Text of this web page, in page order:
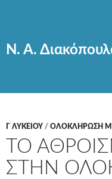
Ν. Α.
Γ ΛΥΚΕΊΟΥ / ΟΛΟΚΛΗΡΩΣΗ
ΤΟ
ΣΤΗΝ